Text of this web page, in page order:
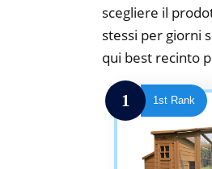
scegliere il
stessi per giorni
qui best recinto
1 1st Rank